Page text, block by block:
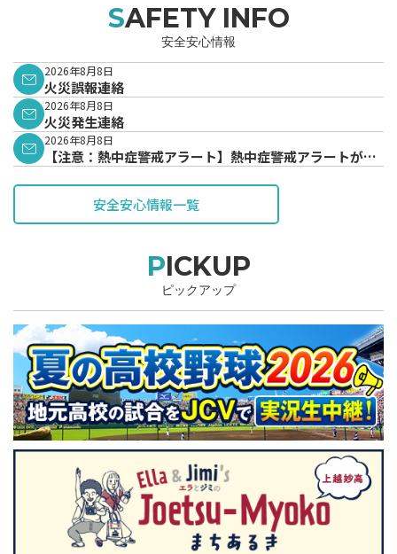
SAFETY INFO
安全安心情報
2026年8月8日
火災誤報連絡
2026年8月8日
火災発生連絡
2026年8月8日
【注意：熱中症警戒アラート】熱中症警戒アラートが発
安全安心情報一覧
PICKUP
ピックアップ